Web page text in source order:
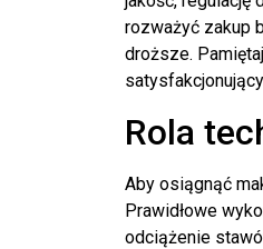
rozważyć zakup
droższe.
Rola
Aby osiągnąć
Prawidłowe
odciążenie